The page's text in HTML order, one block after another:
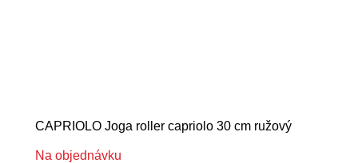
CAPRIOLO Joga roller capriolo 30 cm ružový
Na objednávku